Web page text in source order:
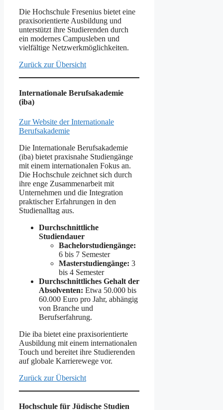
Die Hochschule Fresenius bietet eine
praxisorientierte Ausbildung und
unterstützt ihre Studierenden durch
ein modernes Campusleben und
vielfältige Netzwerkmöglichkeiten.
Zurück zur Übersicht
Internationale Berufsakademie
(iba)
Zur Website der Internationale
Berufsakademie
Die Internationale Berufsakademie
(iba) bietet praxisnahe Studiengänge
mit einem internationalen Fokus an.
Die Hochschule zeichnet sich durch
ihre enge Zusammenarbeit mit
Unternehmen und die Integration
praktischer Erfahrungen in den
Studienalltag aus.
Durchschnittliche
Studiendauer
Bachelorstudiengänge:
6 bis 7 Semester
Masterstudiengänge: 3
bis 4 Semester
Durchschnittliches Gehalt der
Absolventen: Etwa 50.000 bis
60.000 Euro pro Jahr, abhängig
von Branche und
Berufserfahrung.
Die iba bietet eine praxisorientierte
Ausbildung mit einem internationalen
Touch und bereitet ihre Studierenden
auf globale Karrierewege vor.
Zurück zur Übersicht
Hochschule für Jüdische Studien